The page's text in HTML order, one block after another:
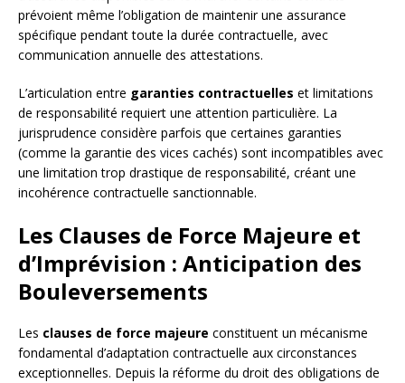
prévoient même l’obligation de maintenir une assurance
spécifique pendant toute la durée contractuelle, avec
communication annuelle des attestations.
L’articulation entre garanties contractuelles et limitations
de responsabilité requiert une attention particulière. La
jurisprudence considère parfois que certaines garanties
(comme la garantie des vices cachés) sont incompatibles avec
une limitation trop drastique de responsabilité, créant une
incohérence contractuelle sanctionnable.
Les Clauses de Force Majeure et
d’Imprévision : Anticipation des
Bouleversements
Les clauses de force majeure constituent un mécanisme
fondamental d’adaptation contractuelle aux circonstances
exceptionnelles. Depuis la réforme du droit des obligations de